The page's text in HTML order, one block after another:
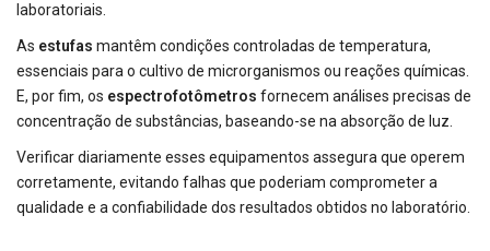
laboratoriais.
As estufas mantêm condições controladas de temperatura,
essenciais para o cultivo de microrganismos ou reações químicas.
E, por fim, os espectrofotômetros fornecem análises precisas de
concentração de substâncias, baseando-se na absorção de luz.
Verificar diariamente esses equipamentos assegura que operem
corretamente, evitando falhas que poderiam comprometer a
qualidade e a confiabilidade dos resultados obtidos no laboratório.